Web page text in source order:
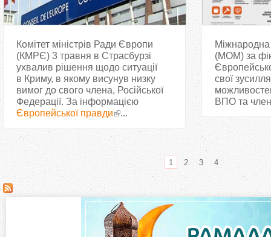
Комітет міністрів Ради Європи
(КМРЄ) 3 травня в Страсбурзі
ухвалив рішення щодо ситуації
в Криму, в якому висунув низку
вимог до свого члена, Російської
Федерації. За інформацією
Європейської правди
...
Міжнародна
(МОМ) за
свої
ВПО та
С
1 2 3 4